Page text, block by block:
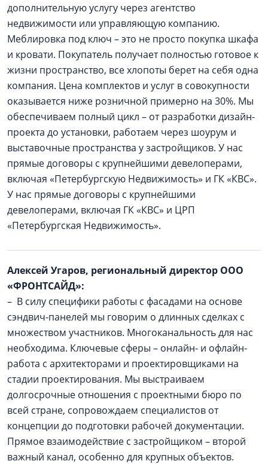
дополнительную услугу через агентство
недвижимости или управляющую компанию.
Меблировка под ключ – это не просто покупка шкафа
и кровати. Покупатель получает полностью готовое к
жизни пространство, все хлопоты берет на себя одна
компания. Цена комплектов и услуг в совокупности
оказывается ниже розничной примерно на 30%. Мы
обеспечиваем полный цикл – от разработки дизайн-
проекта до установки, работаем через шоурум и
выставочные пространства у застройщиков. У нас
прямые договоры с крупнейшими девелоперами,
включая «Петербургскую Недвижимость» и ГК «КВС».
У нас прямые договоры с крупнейшими
девелоперами, включая ГК «КВС» и ЦРП
«Петербургская Недвижимость».
Алексей Угаров, региональный директор ООО
«ФРОНТСАЙД»:
– В силу специфики работы с фасадами на основе
сэндвич-панелей мы говорим о длинных сделках с
множеством участников. Многоканальность для нас
необходима. Ключевые сферы – онлайн- и офлайн-
работа с архитекторами и проектировщиками на
стадии проектирования. Мы выстраиваем
долгосрочные отношения с проектными бюро по
всей стране, сопровождаем специалистов от
концепции до подготовки рабочей документации.
Прямое взаимодействие с застройщиком – второй
важный канал, особенно для крупных объектов.